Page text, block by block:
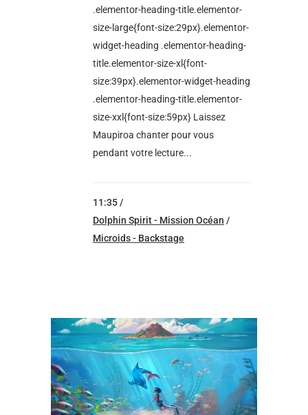
.elementor-heading-title.elementor-
size-large{font-size:29px}.elementor-
widget-heading .elementor-heading-
title.elementor-size-xl{font-
size:39px}.elementor-widget-heading
.elementor-heading-title.elementor-
size-xxl{font-size:59px} Laissez
Maupiroa chanter pour vous
pendant votre lecture...
11:35 /
Dolphin Spirit - Mission Océan /
Microids - Backstage